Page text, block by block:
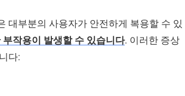
대부분의 사용자가 안전하게 복용할 수 있
부작용이 발생할 수 있습니다. 이러한 증상
다: